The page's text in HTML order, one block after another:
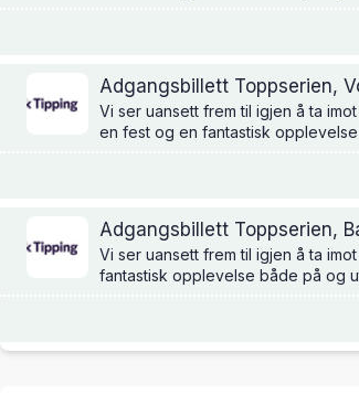
Adgangsbillett Toppserien,
Vi ser uansett frem til igjen å ta
en fest og en fantastisk
Adgangsbillett Toppserien,
Vi ser uansett frem til igjen å ta
fantastisk opplevelse både på og